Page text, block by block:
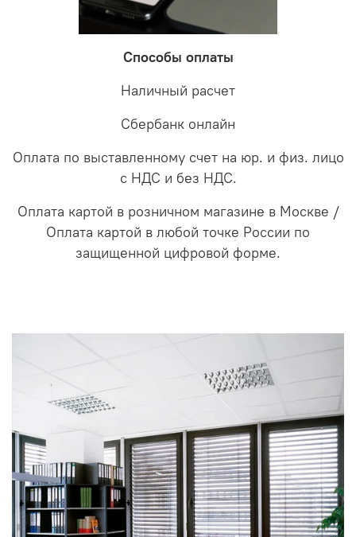
Способы оплаты
Наличный расчет
Сбербанк онлайн
Оплата по выставленному счет на юр. и физ. лицо
с НДС и без НДС.
Оплата картой в розничном магазине в Москве /
Оплата картой в любой точке России по
защищенной цифровой форме.